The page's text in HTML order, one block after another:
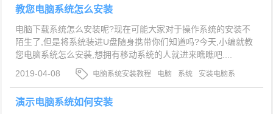
教您电脑系统怎么安装
电脑下载系统怎么安装呢?现在可能大家对于操作系统的安装不
陌生了,但是将系统装进U盘随身携带你们知道吗?今天,小编就教
您电脑系统怎么安装,想拥有移动系统的人就进来瞧瞧吧....
2019-04-08
电脑系统安装教程 电脑 系统
安装电脑系
统
演示电脑系统如何安装